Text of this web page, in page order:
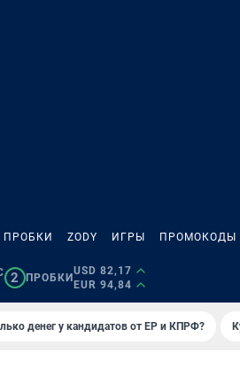
ПРОБКИ ZODY ИГРЫ ПРОМОКОДЫ
2 ПРОБКИ
USD 82,17
EUR 94,84
денег у кандидатов от ЕР и КПРФ?